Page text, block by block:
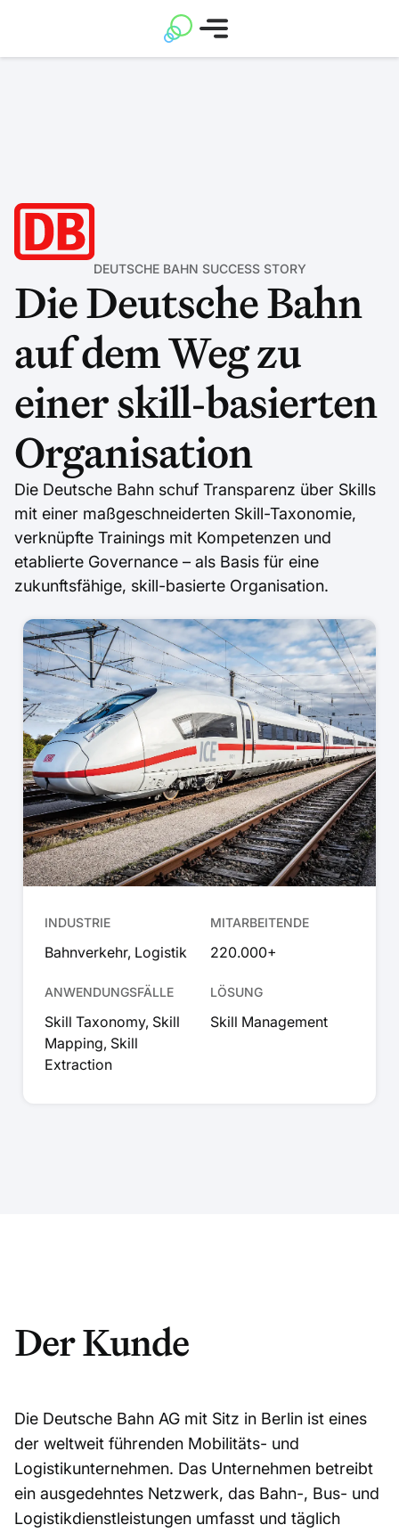
DEUTSCHE BAHN SUCCESS STORY
Die Deutsche Bahn
auf dem Weg zu
einer skill-basierten
Organisation
Die Deutsche Bahn schuf Transparenz über Skills
mit einer maßgeschneiderten Skill-Taxonomie,
verknüpfte Trainings mit Kompetenzen und
etablierte Governance – als Basis für eine
zukunftsfähige, skill-basierte Organisation.
INDUSTRIE
Bahnverkehr, Logistik
MITARBEITENDE
220.000+
ANWENDUNGSFÄLLE
Skill Taxonomy, Skill
Mapping, Skill
Extraction
LÖSUNG
Skill Management
Der Kunde
Die Deutsche Bahn AG mit Sitz in Berlin ist eines
der weltweit führenden Mobilitäts- und
Logistikunternehmen. Das Unternehmen betreibt
ein ausgedehntes Netzwerk, das Bahn-, Bus- und
Logistikdienstleistungen umfasst und täglich